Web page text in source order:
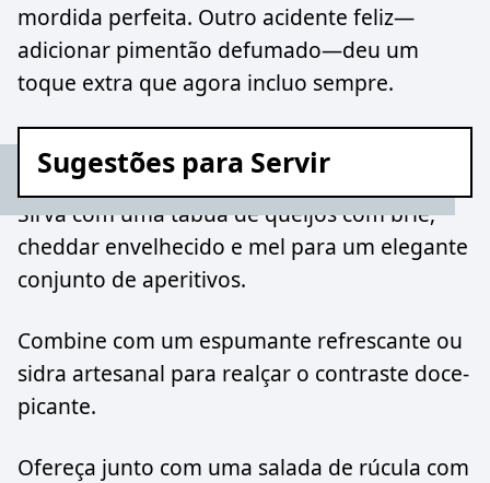
mordida perfeita. Outro acidente feliz—
adicionar pimentão defumado—deu um
toque extra que agora incluo sempre.
Sugestões para Servir
Sirva com uma tábua de queijos com brie,
cheddar envelhecido e mel para um elegante
conjunto de aperitivos.
Combine com um espumante refrescante ou
sidra artesanal para realçar o contraste doce-
picante.
Ofereça junto com uma salada de rúcula com